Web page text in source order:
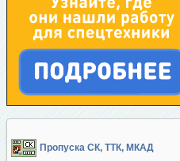
Пропуска СК, ТТК, МКАД